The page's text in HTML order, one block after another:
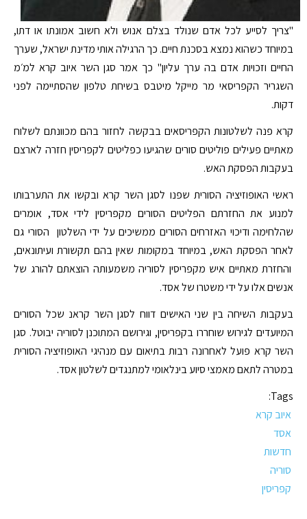
"צריך לסייע לכל אדם שנולד בצלם אנוש ולא חשוב אמונתו או דתו,
במיוחד כשהוא נמצא בסכנת חיים. כך הרגילה אותי מדינת ישראל, שערך
החיים וזכויות אדם בה ערך עליון" כך אמר סגן השר איוב קרא למ׳מ
השגריר הקפריסאי מר מייקל מיטבס בשיחת טלפון שהסתיימה לפני
דקות.
קרא פנה לשלטונות הקפריסאים בבקשה לחזור בהם מכוונתם לשלוח
מאתיים פעילים פוליטים סורים שהגיעו כפליטים לקפריסין חזרה לארצם
בעקבות הפסקת האש.
ראשי האופוזיציה הסורית שפנו לסגן השר קרא ובקשו את התערבותו
למנוע את החזרתם הפליטים הסורים מקפריסין לידי אסד, אומרים
שהלחימה ודיכוי האזרחים הסורים ממשיכים על ידי השלטון הסורי גם
לאחר הפסקת האש, במיוחד במקומות שאין בהם תקשורת ועיתונאים,
והחזרת מאתיים איש מקפריסין לסוריה משמעותה הוצאתם להורג של
אנשים אלו על ידי משטרו של אסד.
בעקבות השיחה בין שני האישים דווח לסגן השר קראנ שכל הסורים
המיועדים לגירוש שוחררו בקפריסין, וגירושם המתוכנן לסוריה יבוטל. סגן
השר קרא פועל לאחרונה רבות בתיאום עם מנהיגי האופוזיציה הסורית
במטרה לתאם מאמצי סיוע בינלאומי למתנגדים לשלטון אסד.
Tags:
איוב קרא
אסד
חדשות
סוריה
קפריסין